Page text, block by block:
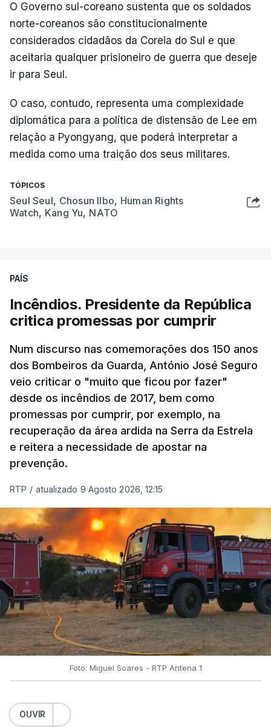
O Governo sul-coreano sustenta que os soldados
norte-coreanos são constitucionalmente
considerados cidadãos da Coreia do Sul e que
aceitaria qualquer prisioneiro de guerra que deseje
ir para Seul.
O caso, contudo, representa uma complexidade
diplomática para a política de distensão de Lee em
relação a Pyongyang, que poderá interpretar a
medida como uma traição dos seus militares.
TÓPICOS
Seul Seul, Chosun Ilbo, Human Rights
Watch, Kang Yu, NATO
PAÍS
Incêndios. Presidente da República
critica promessas por cumprir
Num discurso nas comemorações dos 150 anos
dos Bombeiros da Guarda, António José Seguro
veio criticar o "muito que ficou por fazer"
desde os incêndios de 2017, bem como
promessas por cumprir, por exemplo, na
recuperação da área ardida na Serra da Estrela
e reitera a necessidade de apostar na
prevenção.
RTP / atualizado 9 Agosto 2026, 12:15
Foto: Miguel Soares - RTP Antena 1
OUVIR